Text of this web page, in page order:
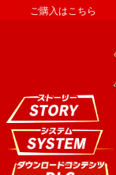
ご購入はこちら